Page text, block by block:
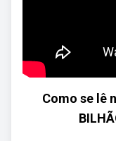
Como se lê